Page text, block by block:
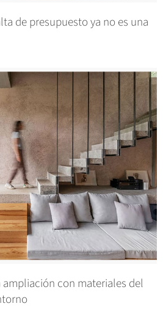
de presupuesto ya no es una
ampliación con materiales del